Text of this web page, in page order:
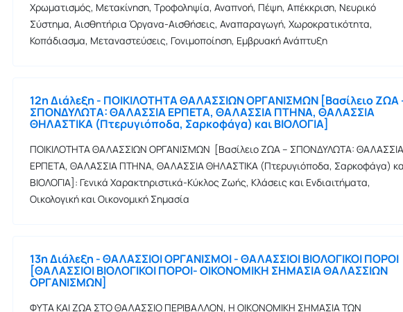
Χρωματισμός, Μετακίνηση, Τροφοληψία, Αναπνοή, Πέψη, Απέκκριση, Νευρικό
Σύστημα, Αισθητήρια Όργανα-Αισθήσεις, Αναπαραγωγή, Χωροκρατικότητα,
Κοπάδιασμα, Μεταναστεύσεις, Γονιμοποίηση, Εμβρυακή Ανάπτυξη
12η Διάλεξη - ΠΟΙΚΙΛΟΤΗΤΑ ΘΑΛΑΣΣΙΩΝ ΟΡΓΑΝΙΣΜΩΝ [Βασίλειο ΖΩΑ
ΣΠΟΝΔΥΛΩΤΑ: ΘΑΛΑΣΣΙΑ ΕΡΠΕΤΑ, ΘΑΛΑΣΣΙΑ ΠΤΗΝΑ, ΘΑΛΑΣΣΙΑ
ΘΗΛΑΣΤΙΚΑ (Πτερυγιόποδα, Σαρκοφάγα) και ΒΙΟΛΟΓΙΑ]
ΠΟΙΚΙΛΟΤΗΤΑ ΘΑΛΑΣΣΙΩΝ ΟΡΓΑΝΙΣΜΩΝ [Βασίλειο ΖΩΑ – ΣΠΟΝΔΥΛΩΤΑ: ΘΑΛΑΣΣΙΑ
ΕΡΠΕΤΑ, ΘΑΛΑΣΣΙΑ ΠΤΗΝΑ, ΘΑΛΑΣΣΙΑ ΘΗΛΑΣΤΙΚΑ (Πτερυγιόποδα, Σαρκοφάγα)
ΒΙΟΛΟΓΙΑ]: Γενικά Χαρακτηριστικά-Κύκλος Ζωής, Κλάσεις και Ενδιαιτήματα,
Οικολογική και Οικονομική Σημασία
13η Διάλεξη - ΘΑΛΑΣΣΙΟΙ ΟΡΓΑΝΙΣΜΟΙ - ΘΑΛΑΣΣΙΟΙ ΒΙΟΛΟΓΙΚΟΙ ΠΟΡΟΙ
[ΘΑΛΑΣΣΙΟΙ ΒΙΟΛΟΓΙΚΟΙ ΠΟΡΟΙ- ΟΙΚΟΝΟΜΙΚΗ ΣΗΜΑΣΙΑ ΘΑΛΑΣΣΙΩΝ
ΟΡΓΑΝΙΣΜΩΝ]
ΦΥΤΑ ΚΑΙ ΖΩΑ ΣΤΟ ΘΑΛΑΣΣΙΟ ΠΕΡΙΒΑΛΛΟΝ, Η ΟΙΚΟΝΟΜΙΚΗ ΣΗΜΑΣΙΑ ΤΩΝ